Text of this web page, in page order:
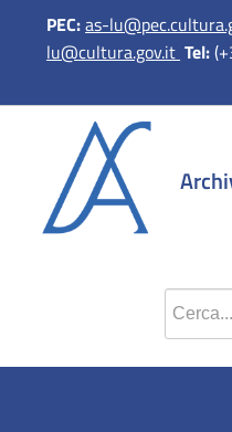
PEC:as-
lu@cultura.gov.it Tel:
Cerca